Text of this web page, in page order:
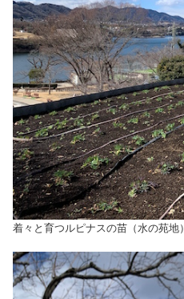
着々と育つルピナスの苗（水の苑地）